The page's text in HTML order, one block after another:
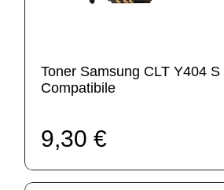
Toner Samsung CLT Y404 S
Compatibile
9,30 €